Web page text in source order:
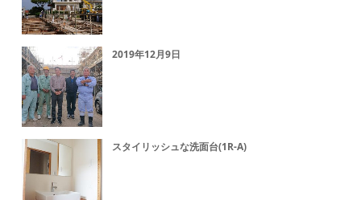
2019年12月9日
スタイリッシュな洗面台(1R-A)